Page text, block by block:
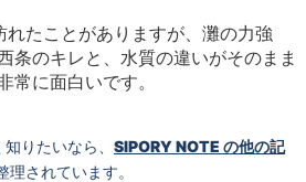
たことがありますが、灘の力強
条のキレと、水質の違いがそのまま
常に面白いです。
りたいなら、 SIPORY NOTE の他の記
されています。